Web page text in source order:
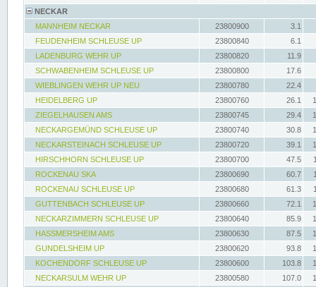
NECKAR
MANNHEIM NECKAR
23800900
3.1
FEUDENHEIM SCHLEUSE UP
23800840
6.1
LADENBURG WEHR UP
23800820
11.9
SCHWABENHEIM SCHLEUSE UP
23800800
17.6
WIEBLINGEN WEHR UP NEU
23800780
22.4
HEIDELBERG UP
23800760 26.1
ZIEGELHAUSEN AMS
23800745 29.4
NECKARGEMÜND SCHLEUSE UP
23800740 30.8
NECKARSTEINACH SCHLEUSE UP
23800720 39.1
HIRSCHHORN SCHLEUSE UP
23800700 47.5
ROCKENAU SKA
23800690 60.7
ROCKENAU SCHLEUSE UP
23800680 61.3
GUTTENBACH SCHLEUSE UP
23800660 72.1
NECKARZIMMERN SCHLEUSE UP
23800640 85.9
HASSMERSHEIM AMS
23800630 87.5
GUNDELSHEIM UP
23800620 93.8
KOCHENDORF SCHLEUSE UP
23800600 103.8
NECKARSULM WEHR UP
23800580 107.0